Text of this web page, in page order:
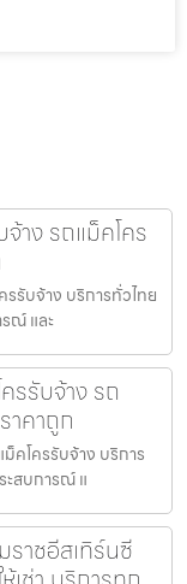
จ้าง รถแม็คโคร
รรับจ้าง บริการทั่วไทย
ณ์ และ
รรับจ้าง รถ
าคาถูก
คโครรับจ้าง บริการ
ะสบการณ์ แ
าชอีสเทิร์นซี